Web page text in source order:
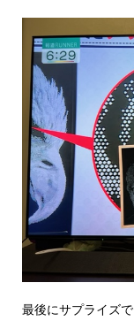
最後にサプライズで